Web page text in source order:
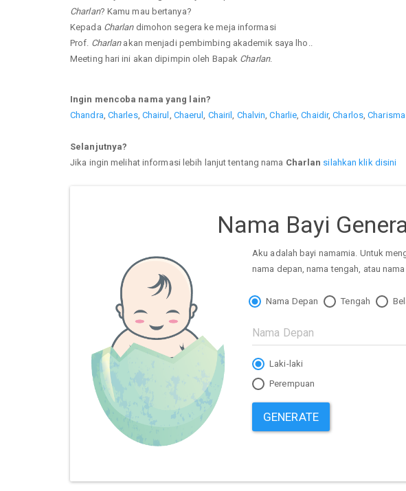
Charlan? Kamu mau bertanya?
Kepada Charlandimohon segera ke meja informasi
Prof. Charlanakan menjadi pembimbing akademik saya lho..
Meeting hari ini akan dipimpin oleh Bapak Charlan.
Ingin mencoba nama yang lain?
Chandra Charles, Chairul Chaerul Chairil Chalvin ,Charlie ,Chaidir,Charlos,Charisma
Selanjutnya?
Jika ingin melihat informasi lebih lanjut tentang nama Charlan silahkan klik disini
Nama Bayi
Aku adalah bayi namamia. Untuk
nama depan, nama tengah, atau
Nama Depan Tengah
Laki-laki
Perempuan
GENERATE